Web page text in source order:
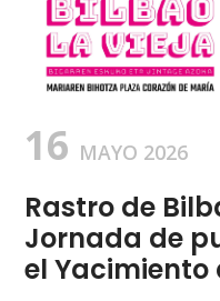
16 MAYO 2026
Rastro de
Jornada de
el Yacimiento